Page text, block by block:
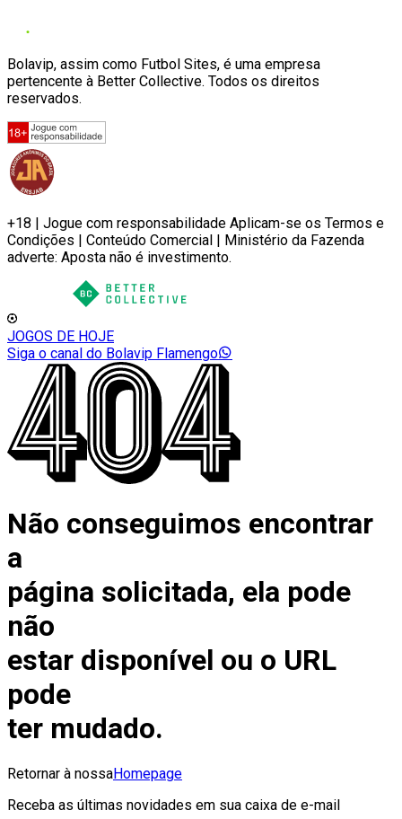
Bolavip, assim como Futbol Sites, é uma empresa
pertencente à Better Collective. Todos os direitos
reservados.
+18 | Jogue com responsabilidade Aplicam-se os Termos e
Condições | Conteúdo Comercial | Ministério da Fazenda
adverte: Aposta não é investimento.
JOGOS DE HOJE
Siga o canal do Bolavip Flamengo
Não conseguimos encontrar
a
página solicitada, ela pode
não
estar disponível ou o URL
pode
ter mudado.
Retornar à nossaHomepage
Receba as últimas novidades em sua caixa de e-mail